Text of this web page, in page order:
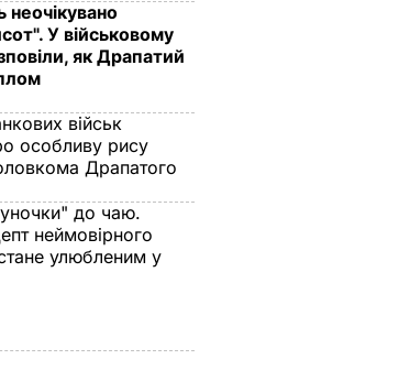
неочікувано
У військовому
як Драпатий
військ
особливу рису
Драпатого
до чаю.
неймовірного
улюбленим у